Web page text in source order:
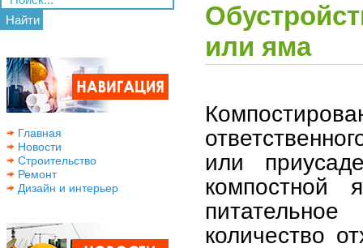
Найти
Главная
Новости
Строительство
Ремонт
Дизайн и интерьер
или яма
или
компостной
количество